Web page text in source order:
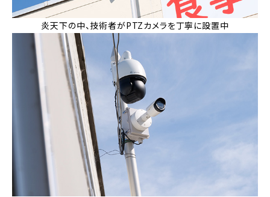
炎天下の中、技術者がPTZカメラを丁寧に設置中